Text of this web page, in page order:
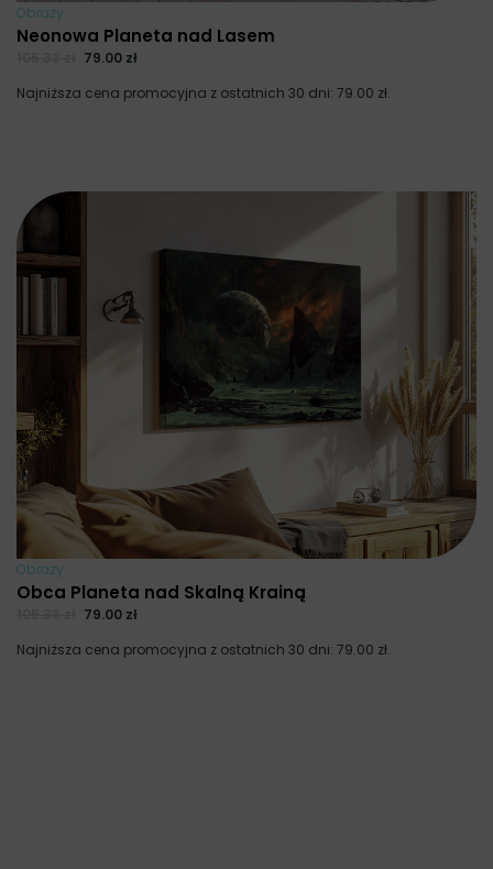
Obrazy
Neonowa Planeta nad Lasem
79.00 zł
Najniższa cena promocyjna z ostatnich 30 dni: 79.00 zł.
Obrazy
Obca Planeta nad Skalną Krainą
79.00 zł
Najniższa cena promocyjna z ostatnich 30 dni: 79.00 zł.